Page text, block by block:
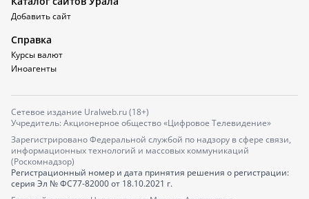
Добавить сайт
Справка
Курсы валют
Иноагенты
Сетевое издание Uralweb.ru (18+)
Учредитель: Акционерное общество «Цифровое Телевидение»
Зарегистрировано Федеральной службой по надзору в сфере связи,
информационных технологий и массовых коммуникаций
(Роскомнадзор)
Регистрационный номер и дата принятия решения о регистрации:
серия Эл № ФС77-82000от 18.10.2021 г.